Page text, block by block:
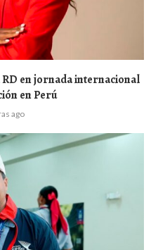
en jornada internacional
en Perú
ago